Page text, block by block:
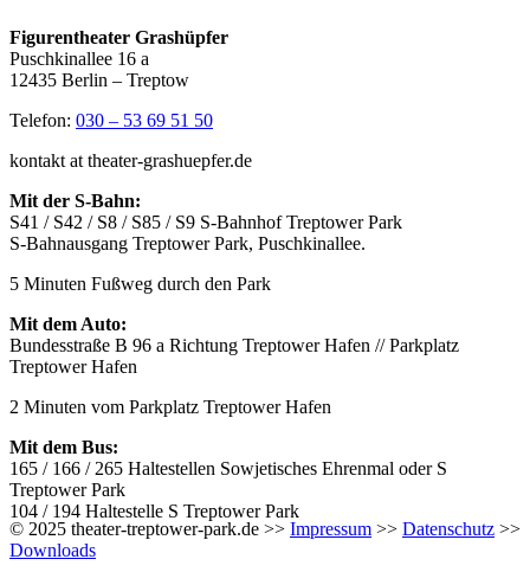
Figurentheater Grashüpfer
Puschkinallee 16 a
12435 Berlin – Treptow
Telefon: 030 – 53 69 51 50
kontakt at theater-grashuepfer.de
Mit der S-Bahn:
S41 / S42 / S8 / S85 / S9 S-Bahnhof Treptower Park
S-Bahnausgang Treptower Park, Puschkinallee.
5 Minuten Fußweg durch den Park
Mit dem Auto:
Bundesstraße B 96 a Richtung Treptower Hafen // Parkplatz
Treptower Hafen
2 Minuten vom Parkplatz Treptower Hafen
Mit dem Bus:
165 / 166 / 265 Haltestellen Sowjetisches Ehrenmal oder S
Treptower Park
104 / 194 Haltestelle S Treptower Park
© 2025 theater-treptower-park.de >> Impressum >> Datenschutz >>
Downloads